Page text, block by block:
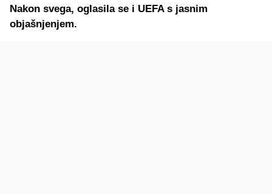
Nakon svega, oglasila se i UEFA s jasnim
objašnjenjem.